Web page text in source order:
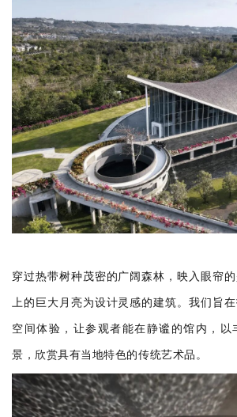
企业招聘
企业会员
关于投稿
广告投放
关于我们
联系我们
穿过热带树种茂密的广阔森林，映入眼帘
上的巨大月亮为设计灵感的建筑。我们旨
空间体验，让参观者能在静谧的馆内，以
景，欣赏具有当地特色的传统艺术品。